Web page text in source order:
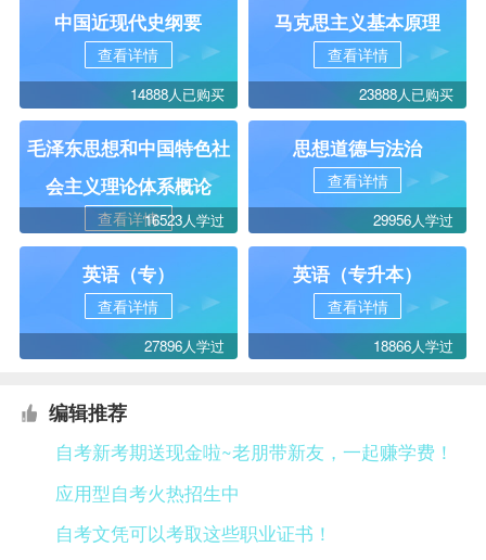
中国近现代史纲要
查看详情
14888人已购买
马克思主义基本原理
查看详情
23888人已购买
毛泽东思想和中国特色社
会主义理论体系概论
查看详情16523人学过
思想道德与法治
查看详情
29956人学过
英语（专）
查看详情
27896人学过
英语（专升本）
查看详情
18866人学过
编辑推荐
自考新考期送现金啦~老朋带新友，一起赚学费！
应用型自考火热招生中
自考文凭可以考取这些职业证书！